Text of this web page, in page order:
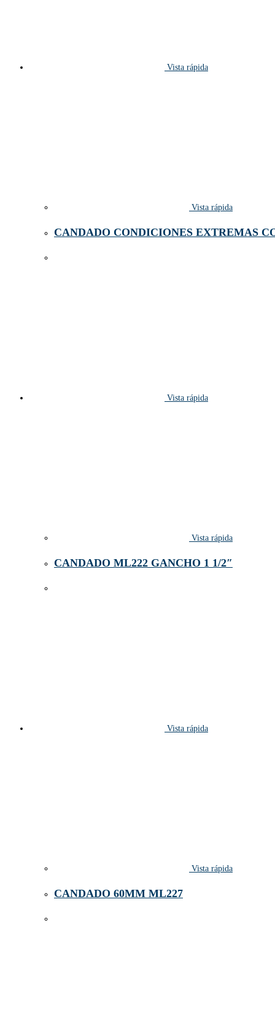
Vista rápida
Vista rápida
CANDADO CONDICIONES EXTREMAS
Vista rápida
Vista rápida
CANDADO ML222 GANCHO 1 1/2″
Vista rápida
Vista rápida
CANDADO 60MM ML227